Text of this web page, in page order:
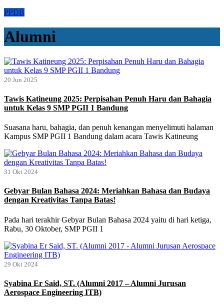
PPDB
Alumni
20 Jun 2025
Tawis Katineung 2025: Perpisahan Penuh Haru dan Bahagia
untuk Kelas 9 SMP PGII 1 Bandung
Suasana haru, bahagia, dan penuh kenangan menyelimuti halaman
Kampus SMP PGII 1 Bandung dalam acara Tawis Katineung
31 Okt 2024
Gebyar Bulan Bahasa 2024: Meriahkan Bahasa dan Budaya
dengan Kreativitas Tanpa Batas!
Pada hari terakhir Gebyar Bulan Bahasa 2024 yaitu di hari ketiga,
Rabu, 30 Oktober, SMP PGII 1
29 Okt 2024
Syabina Er Said, ST. (Alumni 2017 – Alumni Jurusan
Aerospace Engineering ITB)